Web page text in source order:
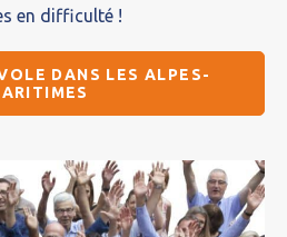
en difficulté !
DANS LES ALPES-